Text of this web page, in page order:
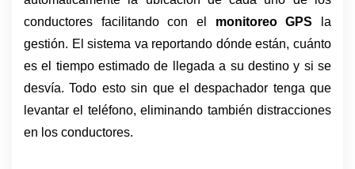
conductores facilitando con el monitoreo GPS
la
gestión. El sistema va reportando dónde están, cuánto
es el tiempo estimado de llegada a su destino y si se
desvía. Todo esto sin que el despachador tenga que
levantar el teléfono, eliminando también distracciones
en los conductores.